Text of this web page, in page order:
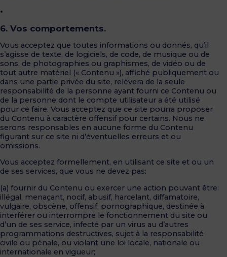
•
6. Vos comportements.
Vous acceptez que toutes informations ou donnés, qu’il
s’agisse de texte, de logiciels, de code, de musique ou de
sons, de photographies ou graphismes, de vidéo ou de
tout autre matériel (« Contenu »), affiché publiquement ou
dans une partie privée du site, relèvera de la seule
responsabilité de la personne ayant fourni ce Contenu ou
de la personne dont le compte utilisateur a été utilisé
pour ce faire. Vous acceptez que ce site pourra proposer
du Contenu à caractère offensif pour certains. Nous ne
serons responsables en aucune forme du Contenu
figurant sur ce site ni d’éventuelles erreurs et ou
omissions.
Vous acceptez formellement, en utilisant ce site et ou un
de ses services, que vous ne devez pas:
(a) fournir du Contenu ou exercer une action pouvant être:
illégal, menaçant, nocif, abusif, harcelant, diffamatoire,
vulgaire, obscène, offensif, pornographique, destinée à
interférer ou interrompre le fonctionnement du site ou
d’un de ses service, infecté par un virus au d’autres
programmations destructives, sujet à la responsabilité
civile ou pénale, ou violant une loi locale, nationale ou
internationale en vigueur;